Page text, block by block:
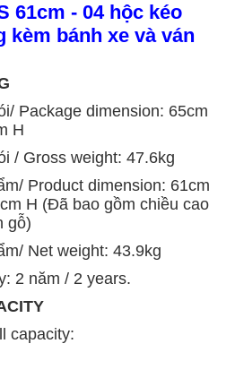
61cm - 04 hộc kéo
kèm bánh xe và ván
Package dimension: 65cm
H
/ Gross weight: 47.6kg
Product dimension: 61cm
H (Đã bao gồm chiều cao
gỗ)
Net weight: 43.9kg
2 năm / 2 years.
capacity: